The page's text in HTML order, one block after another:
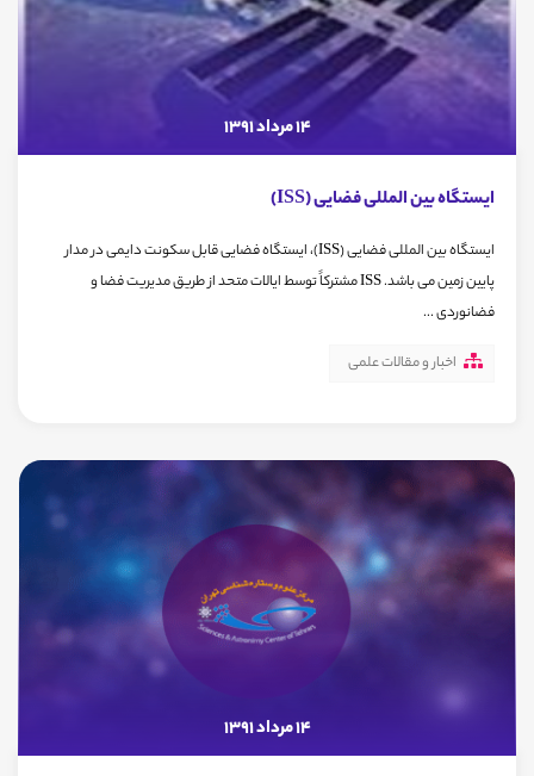
14 مرداد 1391
ایستگاه بین المللی فضایی (ISS)
ایستگاه بین المللی فضایی (ISS)، ایستگاه فضایی قابل سکونت دایمی در مدار
پایین زمین می باشد. ISS مشترکاً توسط ایالات متحد از طریق مدیریت فضا و
فضانوردی ...
اخبار و مقالات علمی
14 مرداد 1391